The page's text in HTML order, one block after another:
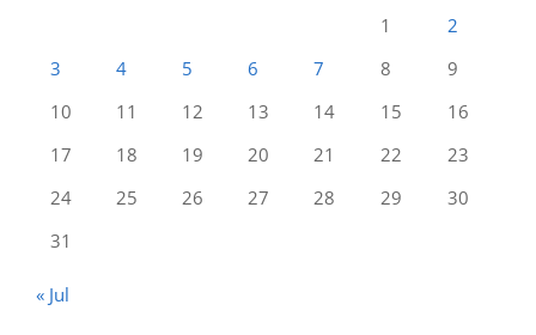
1
2
3
4 5 6 7 8
9
10
11 12 13 14 15
16
17
18 19 20 21 22
23
24
25 26 27 28 29
30
31
« Jul